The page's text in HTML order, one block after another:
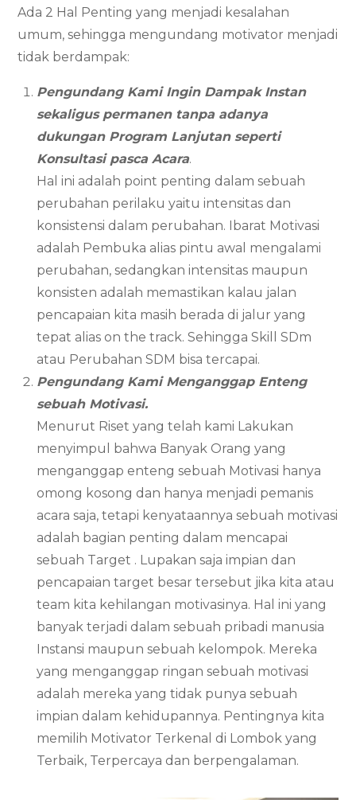
Ada 2 Hal Penting yang menjadi kesalahan
umum, sehingga mengundang motivator menjadi
tidak berdampak:
Pengundang Kami Ingin Dampak Instan
sekaligus permanen tanpa adanya
dukungan Program Lanjutan seperti
Konsultasi pasca Acara.
Hal ini adalah point penting dalam sebuah
perubahan perilaku yaitu intensitas dan
konsistensi dalam perubahan. Ibarat Motivasi
adalah Pembuka alias pintu awal mengalami
perubahan, sedangkan intensitas maupun
konsisten adalah memastikan kalau jalan
pencapaian kita masih berada di jalur yang
tepat alias on the track. Sehingga Skill SDm
atau Perubahan SDM bisa tercapai.
Pengundang Kami Menganggap Enteng
sebuah Motivasi.
Menurut Riset yang telah kami Lakukan
menyimpul bahwa Banyak Orang yang
menganggap enteng sebuah Motivasi hanya
omong kosong dan hanya menjadi pemanis
acara saja, tetapi kenyataannya sebuah motivasi
adalah bagian penting dalam mencapai
sebuah Target . Lupakan saja impian dan
pencapaian target besar tersebut jika kita atau
team kita kehilangan motivasinya. Hal ini yang
banyak terjadi dalam sebuah pribadi manusia
Instansi maupun sebuah kelompok. Mereka
yang menganggap ringan sebuah motivasi
adalah mereka yang tidak punya sebuah
impian dalam kehidupannya. Pentingnya kita
memilih Motivator Terkenal di Lombok yang
Terbaik, Terpercaya dan berpengalaman.